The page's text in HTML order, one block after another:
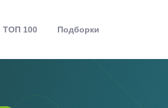
ТОП 100 Подборки